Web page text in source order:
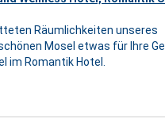
Räumlichkeiten unseres
Mosel etwas für Ihre
im Romantik Hotel.